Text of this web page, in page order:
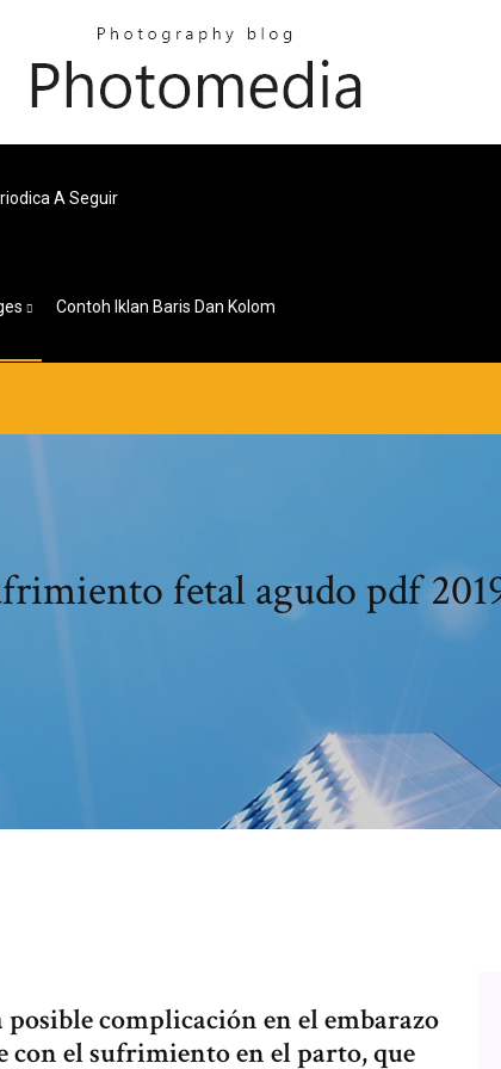
A Seguir
Contoh Iklan Baris Dan Kolom
fetal agudo pdf
complicación en el embarazo
con el sufrimiento en el parto, que